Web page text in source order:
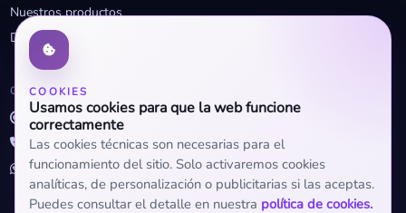
COOKIES
Usamos cookies para que la web funcione
correctamente
Las cookies técnicas son necesarias para el
funcionamiento del sitio. Solo activaremos cookies
analíticas, de personalización o publicitarias si las aceptas.
Puedes consultar el detalle en nuestra política de cookies.
Nuestros productos
Descuentos profesionales
CONTACTO
info@openclima.com
919 32 73 23
+34 623 56 04 93 (WhatsApp)